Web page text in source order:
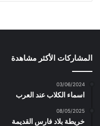
المشاركات الأكثر مشاهدة
03/06/2024
اسماء الكلاب عند العرب
08/05/2025
خريطة بلاد فارس القديمة